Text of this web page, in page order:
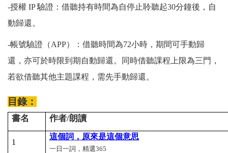
-授權 IP 驗證：借聽持有時間為自停止聆聽起30分鐘後，自
動歸還。
-帳號驗證（APP）：借聽時間為72小時，期間可手動歸
還，亦可於時限到期自動歸還。同時借聽課程上限為三門，
若欲借聽其他主題課程，需先手動歸還。
目錄：
書名 作者/朗讀
1
這個詞，原來是這個意思
一日一詞，精選365